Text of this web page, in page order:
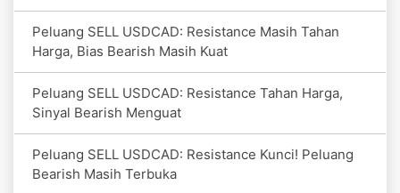
Peluang SELL USDCAD: Resistance Masih Tahan
Harga, Bias Bearish Masih Kuat
Peluang SELL USDCAD: Resistance Tahan Harga,
Sinyal Bearish Menguat
Peluang SELL USDCAD: Resistance Kunci! Peluang
Bearish Masih Terbuka